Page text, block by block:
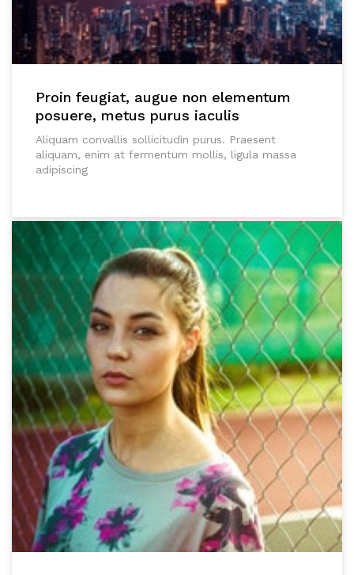
Proin feugiat, augue non elementum
posuere, metus purus iaculis
Aliquam convallis sollicitudin purus. Praesent
aliquam, enim at fermentum mollis, ligula massa
adipiscing